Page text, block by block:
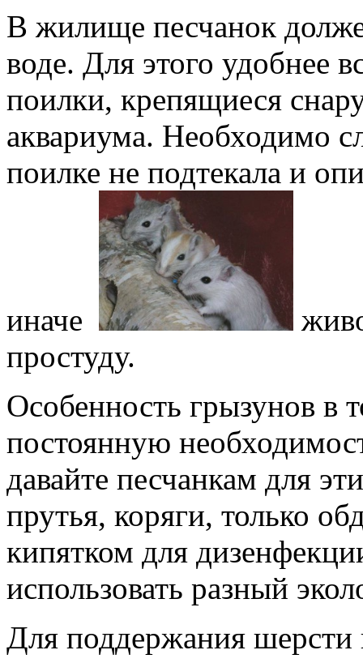
В жилище песчанок
воде. Для этого удобнее
поилки, крепящиеся
аквариума. Необходимо
поилке не подтекала и
иначе
простуду.
Особенность грызунов в
постоянную
давайте песчанкам для
прутья, коряги, только
кипятком для
использовать разный
Для поддержания